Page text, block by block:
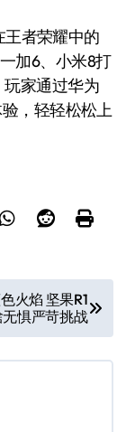
者荣耀中的
加6、小米8打
家通过华为
，轻轻松松上
火焰 坚果R1
惧严苛挑战